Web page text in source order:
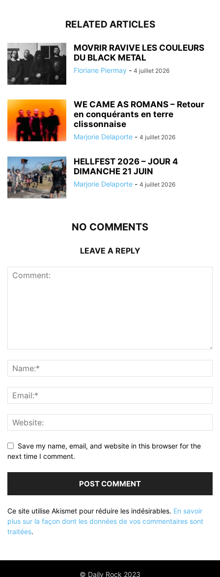
RELATED ARTICLES
MOVRIR RAVIVE LES COULEURS
DU BLACK METAL
Floriane Piermay - 4 juillet 2026
WE CAME AS ROMANS – Retour
en conquérants en terre
clissonnaise
Marjorie Delaporte - 4 juillet 2026
HELLFEST 2026 – JOUR 4
DIMANCHE 21 JUIN
Marjorie Delaporte - 4 juillet 2026
NO COMMENTS
LEAVE A REPLY
Save my name, email, and website in this browser for the
next time I comment.
Ce site utilise Akismet pour réduire les indésirables. En savoir
plus sur la façon dont les données de vos commentaires sont
traitées.
© Daily Rock 2023